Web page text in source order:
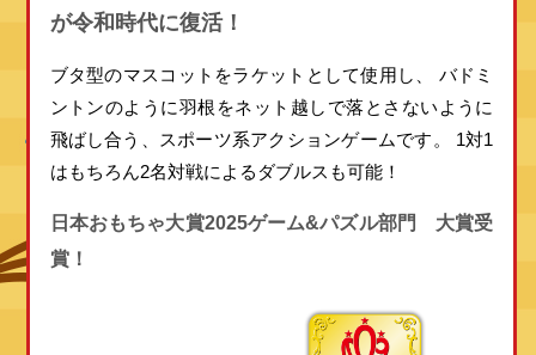
が令和時代に復活！
ブタ型のマスコットをラケットとして使用し、
バドミ
ントンのように羽根をネット越しで落とさないように
飛ばし合う、スポーツ系アクションゲームです。
1対1
はもちろん2名対戦によるダブルスも可能！
日本おもちゃ大賞2025ゲーム&パズル部門 大賞受
賞！